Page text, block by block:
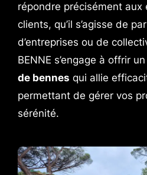
répondre précisément aux
clients, qu’il s’agisse de
d’entreprises ou de
BENNE s’engage à offrir
de bennes qui allie
permettant de gérer vos
sérénité.